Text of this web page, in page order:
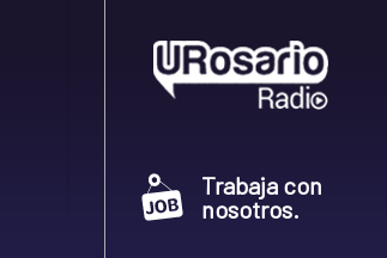
Trabaja con
nosotros.